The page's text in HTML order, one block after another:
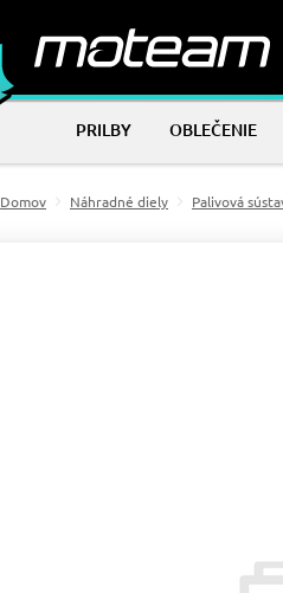
PRILBY OBLEČENIE
Domov Náhradné diely Palivová